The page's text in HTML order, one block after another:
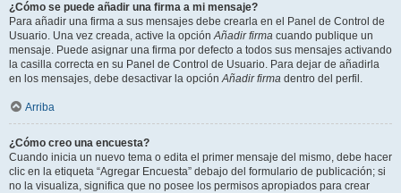
¿Cómo se puede añadir una firma a mi mensaje?
Para añadir una firma a sus mensajes debe crearla en el Panel de Control de
Usuario. Una vez creada, active la opciónAñadir firma cuando publique un
mensaje. Puede asignar una firma por defecto a todos sus mensajes activando
la casilla correcta en su Panel de Control de Usuario. Para dejar de añadirla
en los mensajes, debe desactivar la opciónAñadir firma dentro del perfil.
Arriba
¿Cómo creo una encuesta?
Cuando inicia un nuevo tema o edita el primer mensaje del mismo, debe hacer
clic en la etiqueta “Agregar Encuesta” debajo del formulario de publicación; si
no la visualiza, significa que no posee los permisos apropiados para crear